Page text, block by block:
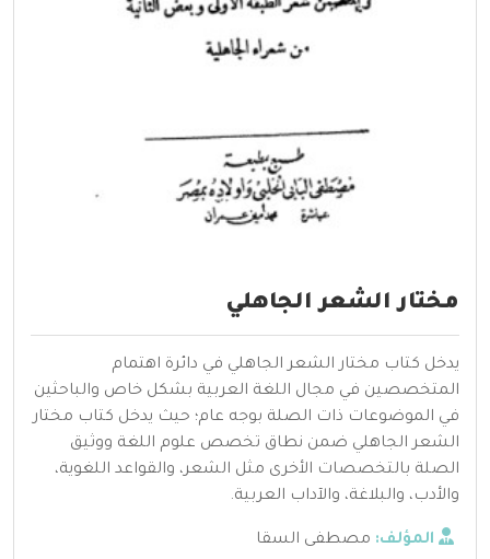
مختار الشعر الجاهلي
يدخل كتاب مختار الشعر الجاهلي في دائرة اهتمام
المتخصصين في مجال اللغة العربية بشكل خاص والباحثين
في الموضوعات ذات الصلة بوجه عام؛ حيث يدخل كتاب مختار
الشعر الجاهلي ضمن نطاق تخصص علوم اللغة ووثيق
الصلة بالتخصصات الأخرى مثل الشعر، والقواعد اللغوية،
والأدب، والبلاغة، والآداب العربية.
المؤلف: مصطفى السقا